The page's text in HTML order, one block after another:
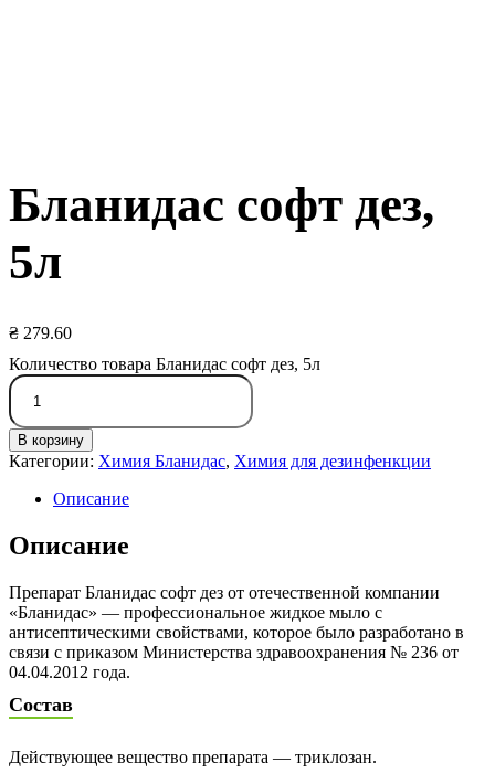
Бланидас софт дез,
5л
₴ 279.60
Количество товара Бланидас софт дез, 5л
В корзину
Категории: Химия Бланидас, Химия для дезинфенкции
Описание
Описание
Препарат Бланидас софт дез от отечественной компании
«Бланидас» — профессиональное жидкое мыло с
антисептическими свойствами, которое было разработано в
связи с приказом Министерства здравоохранения № 236 от
04.04.2012 года.
Состав
Действующее вещество препарата — триклозан.